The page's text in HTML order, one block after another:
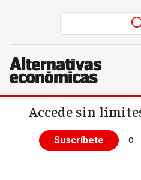
Pasar al contenido principal
Accede sin
Suscríbete o